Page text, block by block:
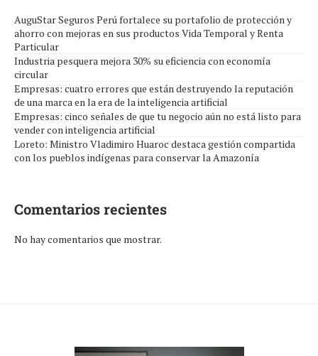
AuguStar Seguros Perú fortalece su portafolio de protección y
ahorro con mejoras en sus productos Vida Temporal y Renta
Particular
Industria pesquera mejora 30% su eficiencia con economía
circular
Empresas: cuatro errores que están destruyendo la reputación
de una marca en la era de la inteligencia artificial
Empresas: cinco señales de que tu negocio aún no está listo para
vender con inteligencia artificial
Loreto: Ministro Vladimiro Huaroc destaca gestión compartida
con los pueblos indígenas para conservar la Amazonía
Comentarios recientes
No hay comentarios que mostrar.